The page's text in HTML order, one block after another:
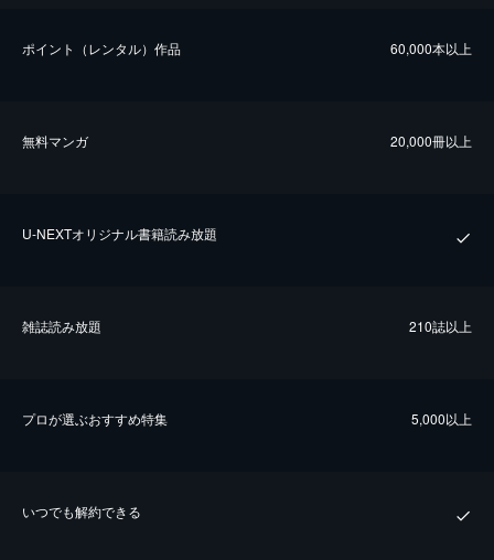
ポイント（レンタル）作品 60,000本以上
無料マンガ 20,000冊以上
U-NEXTオリジナル書籍読み放題
雑誌読み放題 210誌以上
プロが選ぶおすすめ特集 5,000以上
いつでも解約できる